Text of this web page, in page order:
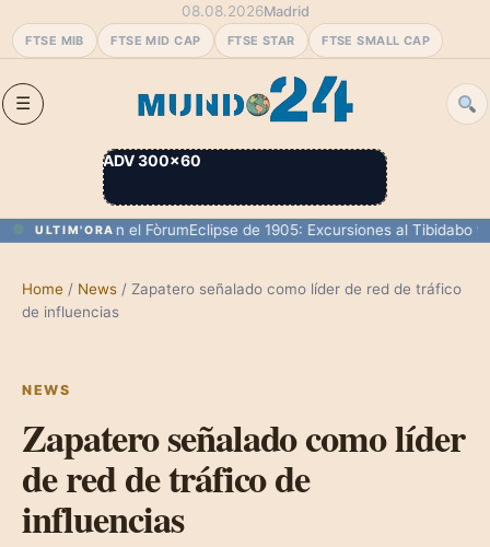
FTSE MIB FTSE MID CAP FTSE STAR FTSE SMALL CAP
08.08.2026Madrid
ADV 300×60
ULTIM'ORAen el FòrumEclipse de 1905: Excursiones al Tibidabo y su
Home / News / Zapatero señalado como líder de red de tráfico
de influencias
NEWS
Zapatero señalado como líder
de red de tráfico de
influencias